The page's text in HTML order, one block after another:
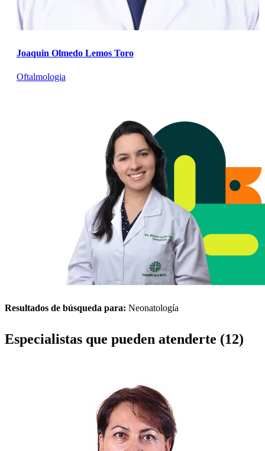
Joaquin Olmedo Lemos Toro
Oftalmologia
Resultados de búsqueda para: Neonatología
Especialistas que pueden atenderte (12)